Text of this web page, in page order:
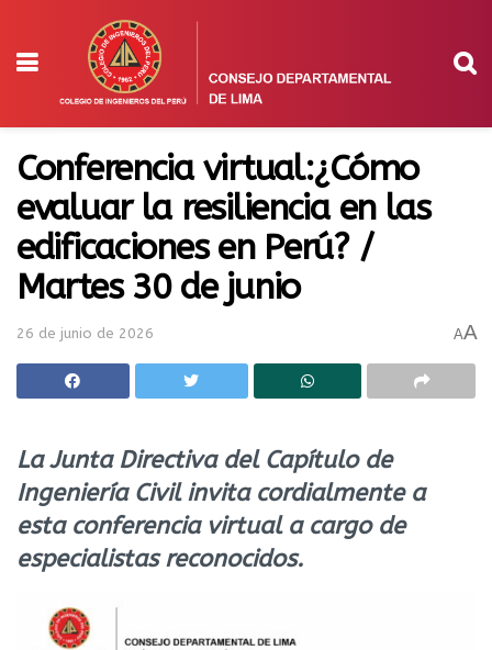
Conferencia virtual:¿Cómo
evaluar la resiliencia en las
edificaciones en Perú? /
Martes 30 de junio
26 de junio de 2026 AA
La Junta Directiva del Capítulo de
Ingeniería Civil invita cordialmente a
esta conferencia virtual a cargo de
especialistas reconocidos.